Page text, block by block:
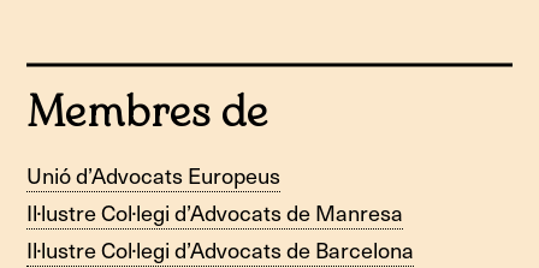
Membres de
Unió d’Advocats Europeus
Il·lustre Col·legi d’Advocats de Manresa
Il·lustre Col·legi d’Advocats de Barcelona